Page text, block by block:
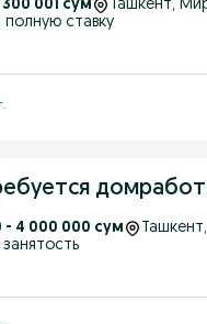
001 сум Ташкент,
полную ставку
- 4 000 000 сум Ташкент